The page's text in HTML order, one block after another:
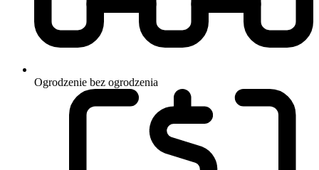
Ogrodzenie bez ogrodzenia